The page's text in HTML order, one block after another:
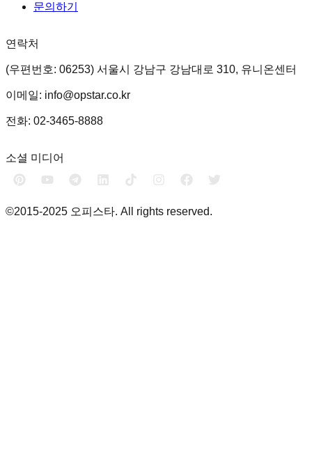
문의하기
연락처
(우편번호: 06253) 서울시 강남구 강남대로 310, 유니온센터
이메일: info@opstar.co.kr
전화: 02-3465-8888
소셜 미디어
©2015-2025 오피스타. All rights reserved.